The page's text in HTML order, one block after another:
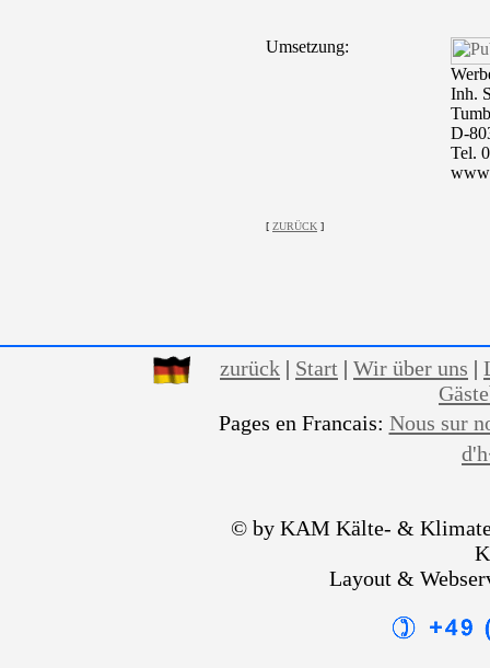
Umsetzung:
Inh.
D-
Tel.
[ ZURÜCK ]
zurück | Start | Wir über uns |
Pages en Francais: Nous sur
© by KAM Kälte- &
Layout &